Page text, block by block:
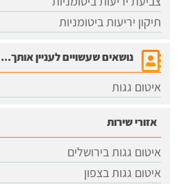
תיקון יריעות ביטומניות
נושאים שעשויים לעניין אותך...
איטום גגות
אזורי שירות
איטום גגות בירושלים
​איטום גגות בצפון